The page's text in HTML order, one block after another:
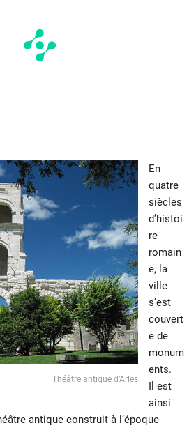
Théâtre antique d’Arles
En
quatre
siècles
d’histoi
re
romain
e, la
ville
s’est
couvert
e de
monum
ents.
Il est
ainsi
antique construit à l’époque